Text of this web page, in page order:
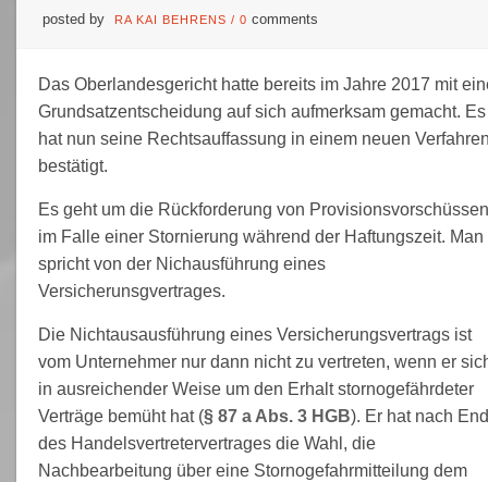
posted by RA KAI BEHRENS / 0 comments
Das Oberlandesgericht hatte bereits im Jahre 2017 mit
Grundsatzentscheidung auf sich aufmerksam gemacht. Es
hat nun seine Rechtsauffassung in einem neuen
bestätigt.
Es geht um die Rückforderung von Provisionsvorschüssen
im Falle einer Stornierung während der Haftungszeit. Man
spricht von der Nichausführung eines
Versicherunsgvertrages.
Die Nichtausausführung eines Versicherungsvertrags ist
vom Unternehmer nur dann nicht zu vertreten, wenn er
in ausreichender Weise um den Erhalt stornogefährdeter
Verträge bemüht hat (§ 87 a Abs. 3 HGB). Er hat nach
des Handelsvertretervertrages die Wahl, die
Nachbearbeitung über eine Stornogefahrmitteilung dem